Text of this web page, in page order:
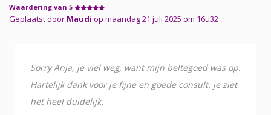
Waardering van 5
Geplaatst door Maudi op maandag 21 juli 2025 om 16u32
Sorry Anja, je viel weg, want mijn beltegoed was op.
Hartelijk dank voor je fijne en goede consult. je ziet
het heel duidelijk.